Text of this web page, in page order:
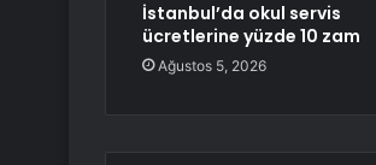
İstanbul’da okul servis
ücretlerine yüzde 10 zam
Ağustos 5, 2026